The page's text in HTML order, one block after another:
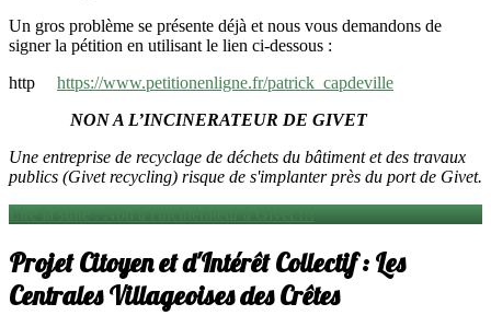
Un gros problème se présente déjà et nous vous demandons de
signer la pétition en utilisant le lien ci-dessous :
http https://www.petitionenligne.fr/patrick_capdeville
NON A L’INCINERATEUR DE GIVET
Une entreprise de recyclage de déchets du bâtiment et des travaux
publics (Givet recycling) risque de s'implanter près du port de Givet.
Lire la suite : Non à l'incinérateur à Givet !!!
Projet Citoyen et d'Intérêt Collectif : Les
Centrales Villageoises des Crêtes